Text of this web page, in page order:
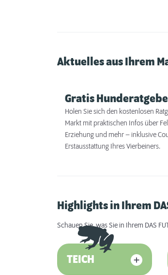
Aktuelles aus Ihrem
Gratis
Holen Sie sich den kostenlosen
Markt mit praktischen Infos über
Erziehung und mehr – inklusive
Erstausstattung Ihres Vierbeiners.
Highlights in Ihrem
Schauen Sie, was Sie in Ihrem DAS
TEICH